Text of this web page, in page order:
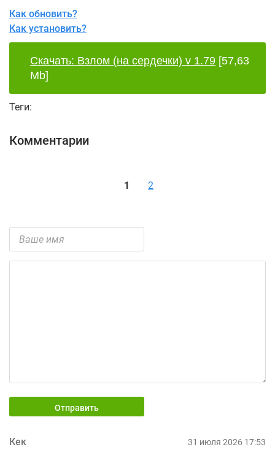
Как обновить?
Как установить?
Скачать: Взлом (на сердечки) v 1.79 [57,63
Mb]
Теги:
Комментарии
1 2
Отправить
Кек 31 июля 2026 17:53